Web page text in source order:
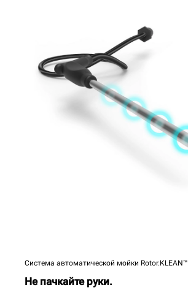
Система автоматической мойки Rotor.KLEAN™
Не пачкайте руки.